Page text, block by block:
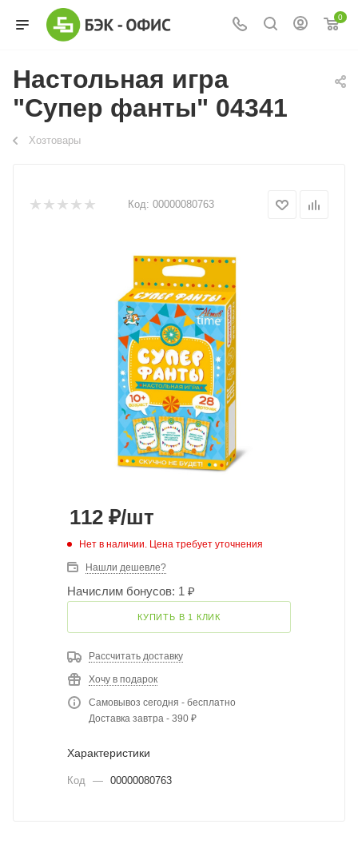
0
Настольная игра
"Супер фанты" 04341
Хозтовары
Код: 00000080763
112 ₽/шт
Нет в наличии. Цена требует уточнения
Нашли дешевле?
Начислим бонусов: 1 ₽
КУПИТЬ В 1 КЛИК
Рассчитать доставку
Хочу в подарок
Самовывоз сегодня - бесплатно
Доставка завтра - 390 ₽
Характеристики
Код — 00000080763